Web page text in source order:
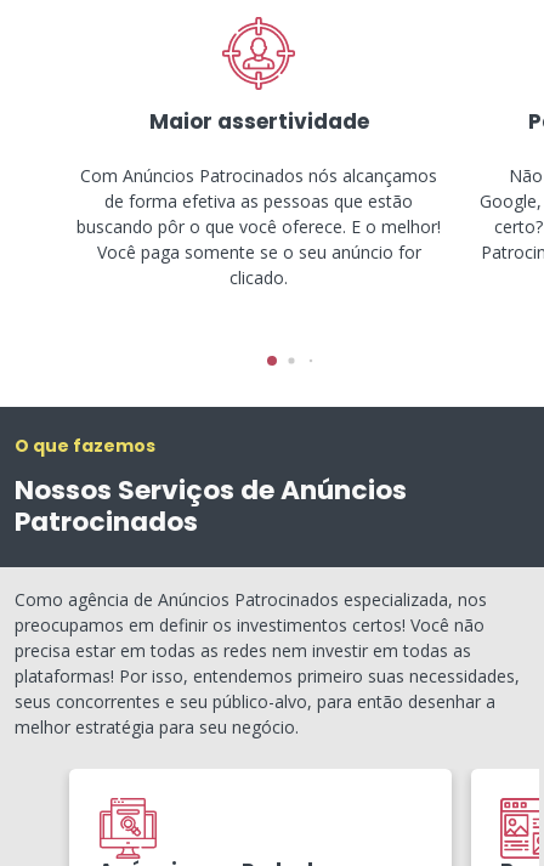
Maior assertividade
Com Anúncios Patrocinados nós alcançamos
de forma efetiva as pessoas que estão
buscando pôr o que você oferece. E o melhor!
Você paga somente se o seu anúncio for
clicado.
O que fazemos
Nossos Serviços de Anúncios
Patrocinados
Como agência de Anúncios Patrocinados especializada, nos
preocupamos em definir os investimentos certos! Você não
precisa estar em todas as redes nem investir em todas as
plataformas! Por isso, entendemos primeiro suas necessidades,
seus concorrentes e seu público-alvo, para então desenhar a
melhor estratégia para seu negócio.